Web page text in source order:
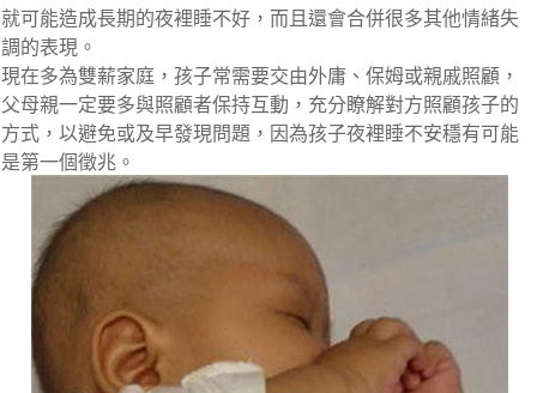
就可能造成長期的夜裡睡不好，而且還會合併很多其他情緒失
調的表現。
現在多為雙薪家庭，孩子常需要交由外庸、保姆或親戚照顧，
父母親一定要多與照顧者保持互動，充分瞭解對方照顧孩子的
方式，以避免或及早發現問題，因為孩子夜裡睡不安穩有可能
是第一個徵兆。